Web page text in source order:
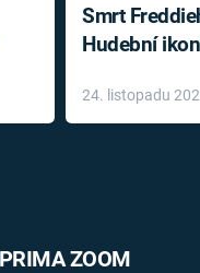
Smrt
Hudební
léky
24. listopadu
ZOOM